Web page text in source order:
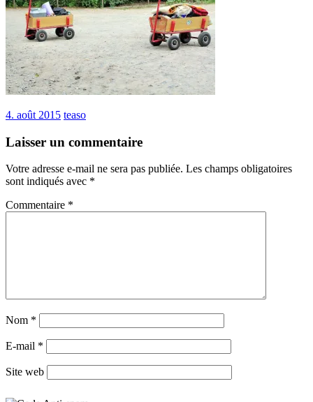
4. août 2015 teaso
Laisser un commentaire
Votre adresse e-mail ne sera pas publiée. Les champs obligatoires
sont indiqués avec *
Commentaire *
Nom *
E-mail *
Site web